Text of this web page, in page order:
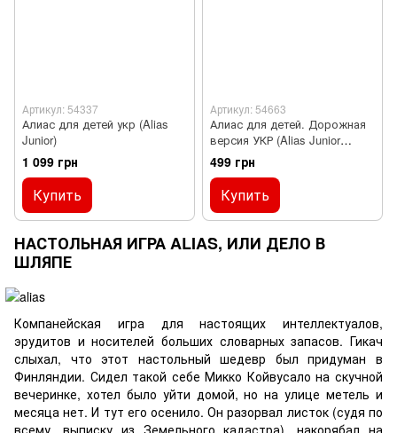
Артикул: 54337
Алиас для детей укр (Alias
Junior)
1 099 грн
Купить
Артикул: 54663
Алиас для детей. Дорожная
версия УКР (Alias Junior
Travel)
499 грн
Купить
НАСТОЛЬНАЯ ИГРА ALIAS, ИЛИ ДЕЛО В
ШЛЯПЕ
Компанейская игра для настоящих интеллектуалов,
эрудитов и носителей больших словарных запасов. Гикач
слыхал, что этот настольный шедевр был придуман в
Финляндии. Сидел такой себе Микко Койвусало на скучной
вечеринке, хотел было уйти домой, но на улице метель и
месяца нет. И тут его осенило. Он разорвал листок (судя по